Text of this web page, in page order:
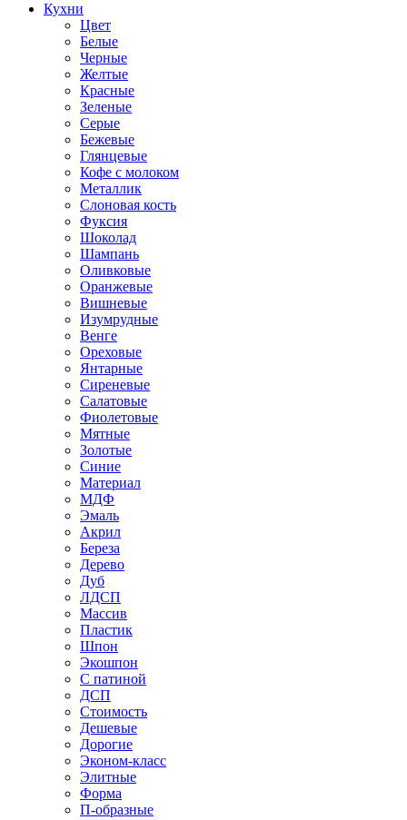
Кухни
Цвет
Белые
Черные
Желтые
Красные
Зеленые
Серые
Бежевые
Глянцевые
Кофе с молоком
Металлик
Слоновая кость
Фуксия
Шоколад
Шампань
Оливковые
Оранжевые
Вишневые
Изумрудные
Венге
Ореховые
Янтарные
Сиреневые
Салатовые
Фиолетовые
Мятные
Золотые
Синие
Материал
МДФ
Эмаль
Акрил
Береза
Дерево
Дуб
ЛДСП
Массив
Пластик
Шпон
Экошпон
С патиной
ДСП
Стоимость
Дешевые
Дорогие
Эконом-класс
Элитные
Форма
П-образные